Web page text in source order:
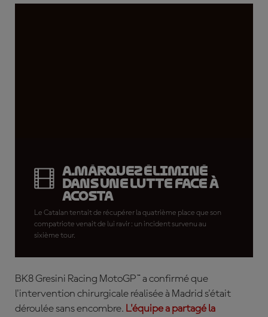
A.Márquez éliminé
dans une lutte face à
Acosta
Le Catalan tentait de récupérer la quatrième place que son
compatriote venait de lui ravir : un incident survenu au
sixième tour.
BK8 Gresini Racing MotoGP™ a confirmé que
l'intervention chirurgicale réalisée à Madrid s'était
déroulée sans encombre. L'équipe a partagé la